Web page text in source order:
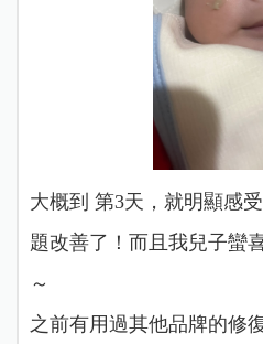
大概到 第3天，就明顯感
題改善了！而且我兒子蠻
～
之前有用過其他品牌的修